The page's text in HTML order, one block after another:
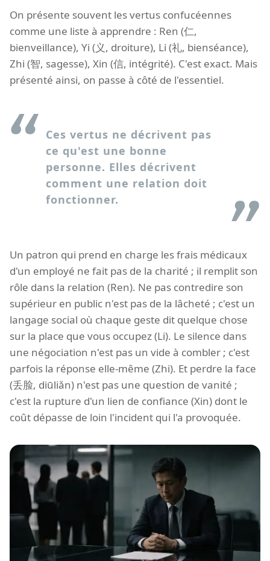
On présente souvent les vertus confucéennes
comme une liste à apprendre : Ren (仁,
bienveillance), Yi (义, droiture), Li (礼, bienséance),
Zhi (智, sagesse), Xin (信, intégrité). C'est exact. Mais
présenté ainsi, on passe à côté de l'essentiel.
Ces vertus ne décrivent pas
ce qu'est une bonne
personne. Elles décrivent
comment une relation doit
fonctionner.
Un patron qui prend en charge les frais médicaux
d'un employé ne fait pas de la charité ; il remplit son
rôle dans la relation (Ren). Ne pas contredire son
supérieur en public n'est pas de la lâcheté ; c'est un
langage social où chaque geste dit quelque chose
sur la place que vous occupez (Li). Le silence dans
une négociation n'est pas un vide à combler ; c'est
parfois la réponse elle-même (Zhi). Et perdre la face
(丢脸, diūliǎn) n'est pas une question de vanité ;
c'est la rupture d'un lien de confiance (Xin) dont le
coût dépasse de loin l'incident qui l'a provoquée.